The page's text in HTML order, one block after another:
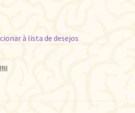
à lista de desejos